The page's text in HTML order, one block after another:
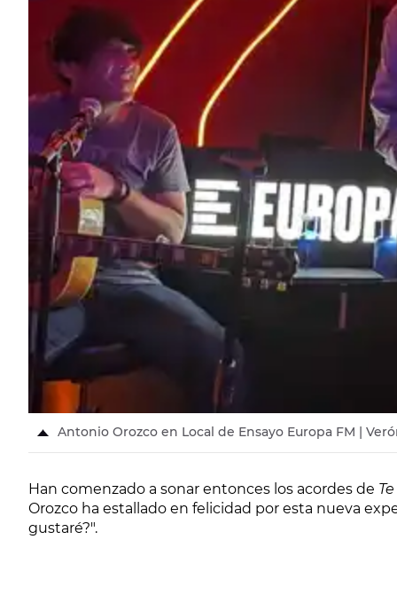
Antonio Orozco en Local de Ensayo Europa FM |
Han comenzado a sonar entonces los acordes de
Orozco ha estallado en felicidad por esta nueva
gustaré?".